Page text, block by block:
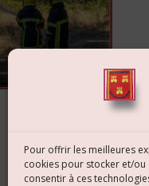
Pour offrir les meilleures
cookies pour stocker et/
consentir à ces